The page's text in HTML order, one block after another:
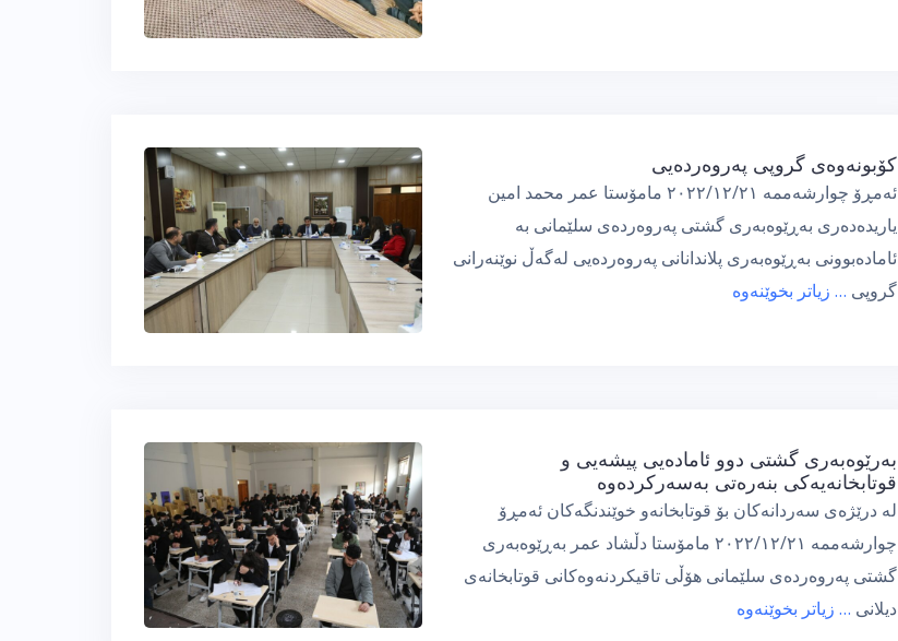
کۆبونەوەی گروپی پەروەردەیی
ئەمڕۆ چوارشەممە ٢٠٢٢/١٢/٢١ مامۆستا عمر محمد امین
یاریدەدەری بەڕێوەبەری گشتی پەروەردەی سلێمانی بە
ئامادەبوونی بەڕێوەبەری پلاندانانی پەروەردەیی لەگەڵ نوێنەرانی
گروپی … زیاتر بخوێنەوە
بەرێوەبەری گشتی دوو ئامادەیی پیشەیی و
قوتابخانەیەكی بنەرەتی بەسەركردەوە
لە درێژەی سەردانەکان بۆ قوتابخانەو خوێندنگەکان ئەمڕۆ
چوارشەممە ٢٠٢٢/١٢/٢١ مامۆستا دڵشاد عمر بەڕێوەبەری
گشتی پەروەردەی سلێمانی هۆڵی تاقیکردنەوەکانی قوتابخانەی
دیلانی … زیاتر بخوێنەوە